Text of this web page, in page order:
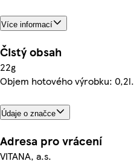
Více informací
Čistý obsah
22g
Objem hotového výrobku: 0,2l.
Údaje o značce
Adresa pro vrácení
VITANA, a.s.